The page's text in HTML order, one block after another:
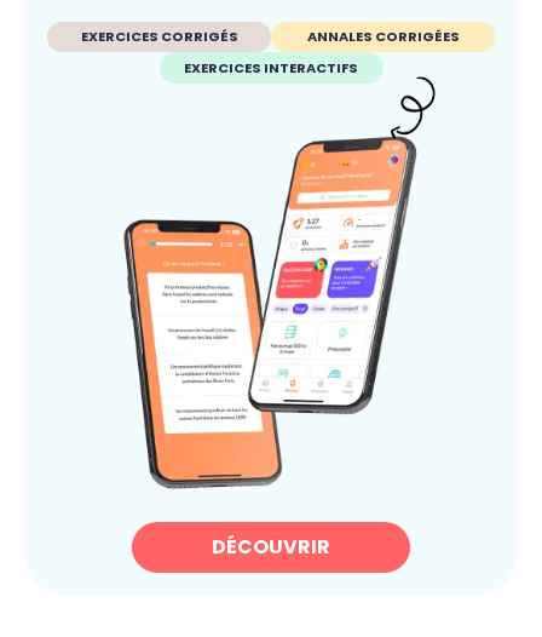
EXERCICES CORRIGÉS
ANNALES CORRIGÉES
EXERCICES INTERACTIFS
DÉCOUVRIR